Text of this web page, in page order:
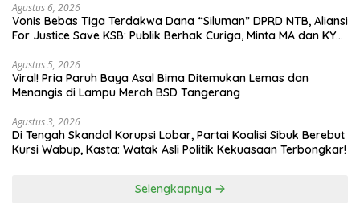
Agustus 6, 2026
Vonis Bebas Tiga Terdakwa Dana “Siluman” DPRD NTB, Aliansi
For Justice Save KSB: Publik Berhak Curiga, Minta MA dan KY
Agustus 5, 2026
Viral! Pria Paruh Baya Asal Bima Ditemukan Lemas dan
Menangis di Lampu Merah BSD Tangerang
Agustus 3, 2026
Di Tengah Skandal Korupsi Lobar, Partai Koalisi Sibuk Berebut
Kursi Wabup, Kasta: Watak Asli Politik Kekuasaan Terbongkar!
Selengkapnya